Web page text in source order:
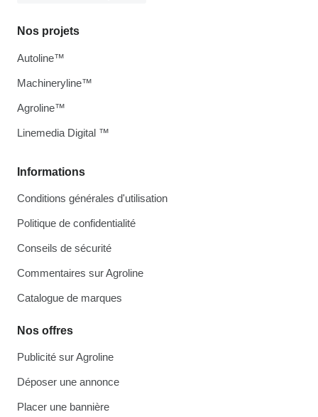
Informations
Conditions générales d'utilisation
Politique de confidentialité
Conseils de sécurité
Commentaires sur Agroline
Catalogue de marques
Nos offres
Publicité sur Agroline
Déposer une annonce
Placer une bannière
Nos projets
Autoline™
Machineryline™
Agroline™
Linemedia Digital ™